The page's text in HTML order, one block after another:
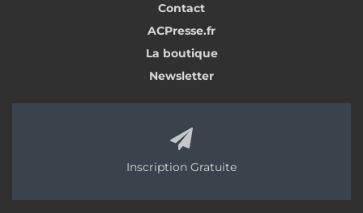
Contact
ACPresse.fr
La boutique
Newsletter
Inscription Gratuite